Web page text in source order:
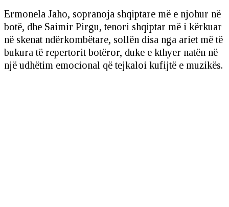
Ermonela Jaho, sopranoja shqiptare më e njohur në
botë, dhe Saimir Pirgu, tenori shqiptar më i kërkuar
në skenat ndërkombëtare, sollën disa nga ariet më të
bukura të repertorit botëror, duke e kthyer natën në
një udhëtim emocional që tejkaloi kufijtë e muzikës.